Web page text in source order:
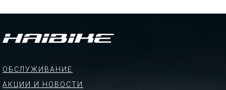
ОБСЛУЖИВАНИЕ
АКЦИИ И НОВОСТИ